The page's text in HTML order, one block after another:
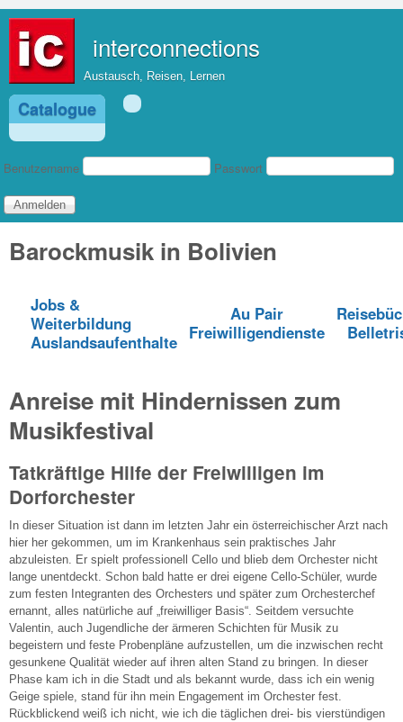
interconnections
Austausch, Reisen, Lernen
Catalogue
Benutzeranmeldung
Benutzername Passwort
Barockmusik in Bolivien
Jobs &
Weiterbildung
Auslandsaufenthalte
Au Pair
Freiwilligendienste
Anreise mit Hindernissen zum
Musikfestival
Tatkräftige Hilfe der Freiwilligen im
Dorforchester
In dieser Situation ist dann im letzten Jahr ein österreichischer Arzt nach
hier her gekommen, um im Krankenhaus sein praktisches Jahr
abzuleisten. Er spielt professionell Cello und blieb dem Orchester nicht
lange unentdeckt. Schon bald hatte er drei eigene Cello-Schüler, wurde
zum festen Integranten des Orchesters und später zum Orchesterchef
ernannt, alles natürliche auf „freiwilliger Basis“. Seitdem versuchte
Valentin, auch Jugendliche der ärmeren Schichten für Musik zu
begeistern und feste Probenpläne aufzustellen, um die inzwischen recht
gesunkene Qualität wieder auf ihren alten Stand zu bringen. In dieser
Phase kam ich in die Stadt und als bekannt wurde, dass ich ein wenig
Geige spiele, stand für ihn mein Engagement im Orchester fest.
Rückblickend weiß ich nicht, wie ich die täglichen drei- bis vierstündigen